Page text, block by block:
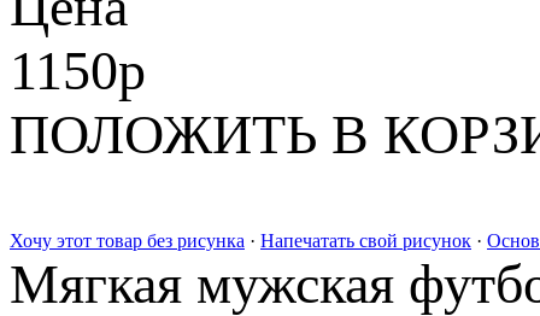
1150p
ПОЛОЖИТЬ В
Хочу этот товар без рисунка · Напечатать свой рисунок ·
Мягкая мужская